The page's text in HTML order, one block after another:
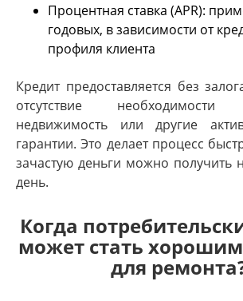
Процентная ставка (APR):
годовых, в зависимости от
профиля клиента
Кредит предоставляется без
отсутствие необходимости
недвижимость или другие
гарантии. Это делает процесс
зачастую деньги можно получить
день.
Когда
может стать
для